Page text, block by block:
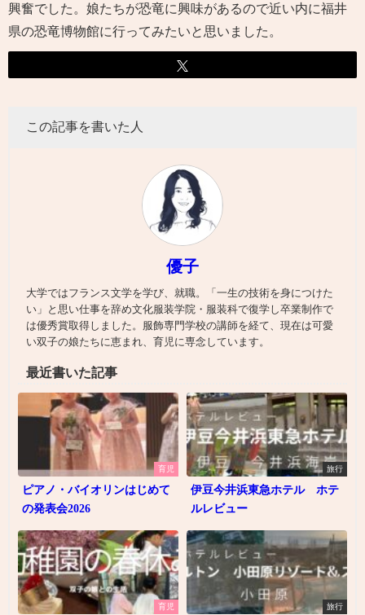
興奮でした。娘たちが恐竜に興味があるので近い内に福井
県の恐竜博物館に行ってみたいと思いました。
この記事を書いた人
優子
大学ではフランス文学を学び、就職。「一生の技術を身につけた
い」と思い仕事を辞め文化服装学院・服装科で復学し卒業制作で
は優秀賞取得しました。服飾専門学校の講師を経て、現在は可愛
い双子の娘たちに恵まれ、育児に専念しています。
最近書いた記事
育児
ピアノ・バイオリンはじめて
の発表会2026
旅行
伊豆今井浜東急ホテル ホテ
ルレビュー
育児 旅行